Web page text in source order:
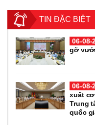
TIN ĐẶC BIỆT
06-08-
gỡ
06-08-
xuất
Trung
quốc